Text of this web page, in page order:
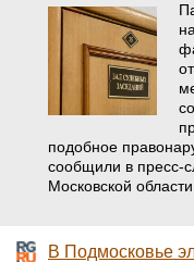
подобное
сообщили в пресс-
Московской области.
В Подмосковье